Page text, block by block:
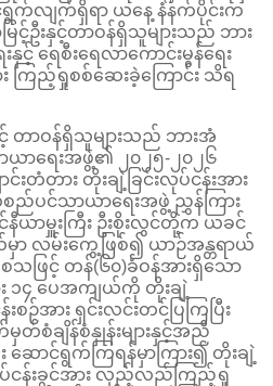
က်လျက်ရှိရာ ယနေ့ နံနက်ပိုင်းက
မြင့်ဦးနှင့်တာဝန်ရှိသူများသည် ဘား
ရေစီးရေလာကောင်းမွန်ရေး
ကြည့်ရှုစစ်ဆေးခဲ့ကြောင်း သိရ
င့် တာဝန်ရှိသူများသည် ဘားအံ
ာရေးအဖွဲ့၏ ၂၀၂၅-၂၀၂၆
ာင်းတံတား တိုးချဲ့ခြင်းလုပ်ငန်းအား
ည်ပင်သာယာရေးအဖွဲ့ ညွှန်ကြား
နီယာမှူးကြီး ဦးစိုးလွင်တို့က ယခင်
လမ်းကွေ့ဖြစ်၍ ယာဉ်အန္တရာယ်
ေသဖြင့် တန်(၆၀)ခံဝန်အားရှိသော
၁၄ ပေအကျယ်ကို တိုးချဲ့
အား ရှင်းလင်းတင်ပြကြပြီး
တ်စံချိန်စံနှုန်းများနှင့်အညီ
း ဆောင်ရွက်ကြရန်မှာကြား၍ တိုးချဲ့
န်းခွင်အား လှည့်လည်ကြည့်ရှု